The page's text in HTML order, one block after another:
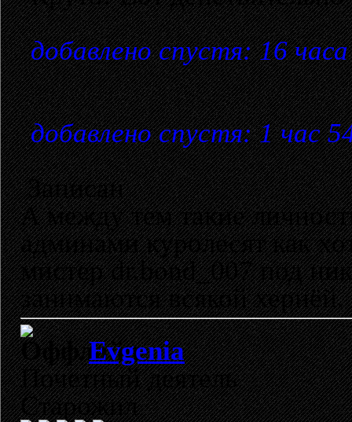
добавлено спустя: 16
добавлено спустя: 1 час
Записан
А между тем такие
админами куролесят как
мистер dr.bond_007 под
занимаются всякой
Evgenia
Почетный деятель
Старожил